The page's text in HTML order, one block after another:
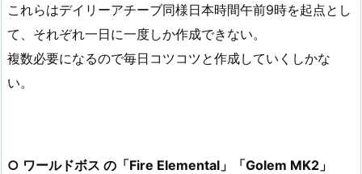
これらはデイリーアチーブ同様日本時間午前9時を起点とし
て、それぞれ一日に一度しか作成できない。
複数必要になるので毎日コツコツと作成していくしかな
い。
○ ワールドボス の「Fire Elemental」「Golem MK2」